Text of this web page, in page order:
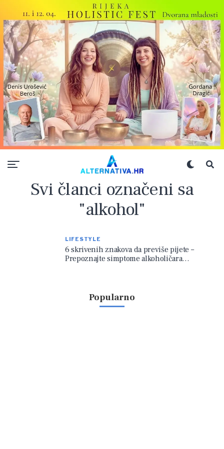
Svi članci označeni sa
"alkohol"
LIFESTYLE
6 skrivenih znakova da previše pijete –
Prepoznajte simptome alkoholičara…
Popularno